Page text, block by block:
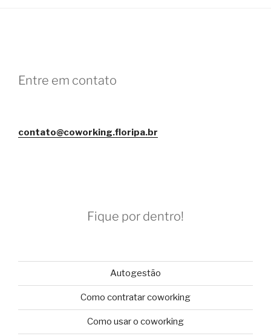
Entre em contato
contato@coworking.floripa.br
Fique por dentro!
Autogestão
Como contratar coworking
Como usar o coworking